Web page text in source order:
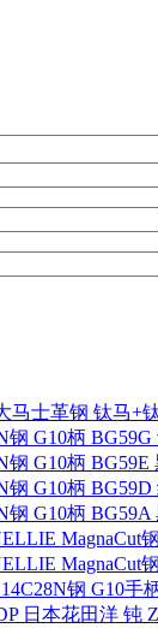
马士革钢 钛马+
钢 G10柄 BG59G
钢 G10柄 BG59E
钢 G10柄 BG59D
钢 G10柄 BG59A
MagnaCut
MagnaCut
钢 G10手
日本花田洋 钝